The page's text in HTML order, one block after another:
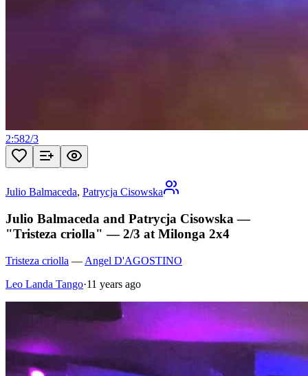
2:582/3
Julio Balmaceda, Patrycja Cisowska
Julio Balmaceda and Patrycja Cisowska —
"Tristeza criolla" — 2/3 at Milonga 2x4
Tristeza criolla — Angel D'AGOSTINO
Leo Landa Tango·11 years ago